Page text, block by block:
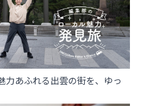
力あふれる出雲の街を、ゆっ